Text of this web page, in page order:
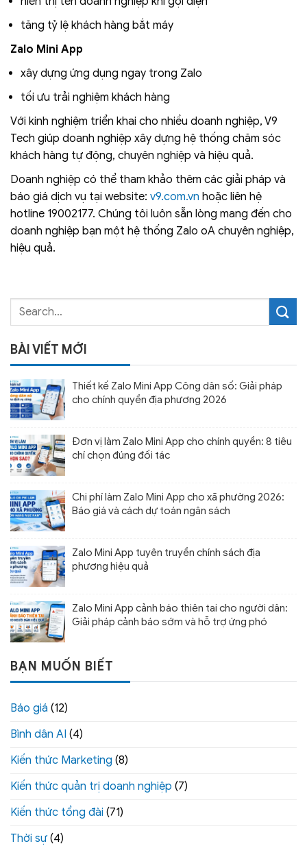
tăng tỷ lệ khách hàng bắt máy
Zalo Mini App
xây dựng ứng dụng ngay trong Zalo
tối ưu trải nghiệm khách hàng
Với kinh nghiệm triển khai cho nhiều doanh nghiệp, V9
Tech giúp doanh nghiệp xây dựng hệ thống chăm sóc
khách hàng tự động, chuyên nghiệp và hiệu quả.
Doanh nghiệp có thể tham khảo thêm các giải pháp và
báo giá dịch vụ tại website: v9.com.vn hoặc liên hệ
hotline 19002177. Chúng tôi luôn sẵn lòng mang đến cho
doanh nghiệp bạn một hệ thống Zalo oA chuyên nghiệp,
hiệu quả.
BÀI VIẾT MỚI
Thiết kế Zalo Mini App Công dân số: Giải pháp
cho chính quyền địa phương 2026
Đơn vị làm Zalo Mini App cho chính quyền: 8 tiêu
chí chọn đúng đối tác
Chi phí làm Zalo Mini App cho xã phường 2026:
Báo giá và cách dự toán ngân sách
Zalo Mini App tuyên truyền chính sách địa
phương hiệu quả
Zalo Mini App cảnh báo thiên tai cho người dân:
Giải pháp cảnh báo sớm và hỗ trợ ứng phó
BẠN MUỐN BIẾT
Báo giá (12)
Bình dân AI (4)
Kiến thức Marketing (8)
Kiến thức quản trị doanh nghiệp (7)
Kiến thức tổng đài (71)
Thời sự (4)